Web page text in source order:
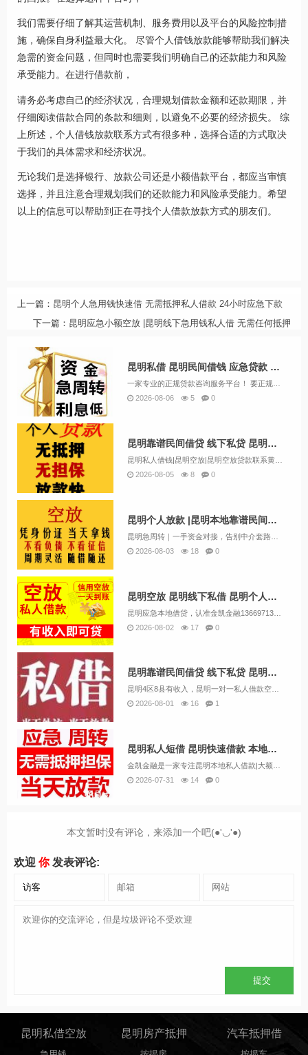
我们需要仔细了解其运营机制、服务费用以及平台的风险控制措
施，确保自身利益最大化。 尽管个人借钱放款能够帮助我们解决
急需的资金问题，但同时也需要我们明确自己的还款能力和风险
承受能力。在进行借款前，
请务必考虑自己的经济状况，合理规划借款金额和还款期限，并
仔细阅读借款合同的条款和细则，以避免不必要的经济损失。 综
上所述，个人借钱放款联系方式有很多种，选择合适的方式取决
于我们的具体需求和经济状况。
无论我们是选择银行、放款公司还是小额借款平台，都应当审慎
选择，并且注意合理规划我们的还款能力和风险承受能力。希望
以上的信息可以帮助到正在寻找个人借款放款方式的朋友们。
上一篇： 昆明个人急用钱快速借 无需抵押私人借款 24小时应急下款
下一篇： 昆明应急小额空放 |昆明线下急用钱私人借 无需任何抵押
昆明私借 昆明民间借钱 应急贷款 费用透明24小时下款服务
2026-08-06
5 0
昆明靠谱民间借贷 线下私贷 昆明个人空放 上班族可借 无需抵押
2026-08-05
8 0
昆明个人放款 |昆明本地靠谱民间借贷 个人一手资金24小时下款
2026-08-03
18 0
昆明空放 昆明线下私借 昆明个人借钱好下款 24小时应急借钱
2026-08-02
17 0
昆明靠谱民间借贷 线下私贷 昆明个人空放 上班族可借 无需抵押
2026-08-01
16 1
昆明私人短借 昆明快速借款 本地小额贷款 空放急用钱 应急借款
2026-07-31
14 0
本文暂时没有评论，来添加一个吧(●'◡'●)
欢迎 你发表评论:
昆明私借空放 昆明房产抵押 汽车抵押借